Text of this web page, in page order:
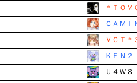
＊ＴＯＭ
ＣＡＭＩ
ＶＣＴ＊
ＫＥＮ２
Ｕ４Ｗ８